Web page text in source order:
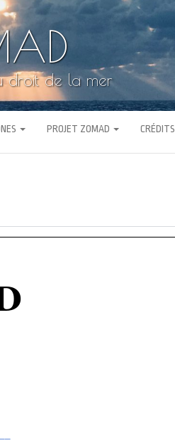
droit de la mer
PROJET ZOMAD CRÉDITS